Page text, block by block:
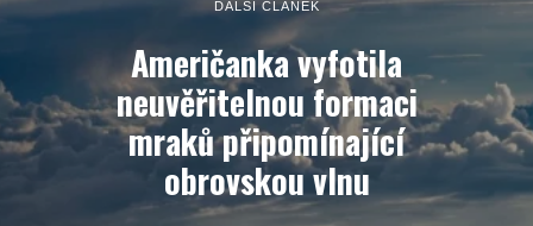
DALŠÍ ČLÁNEK
Američanka vyfotila
neuvěřitelnou formaci
mraků připomínající
obrovskou vlnu